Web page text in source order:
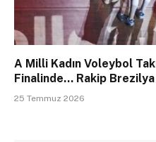
A Milli Kadın Voleybol
Finalinde… Rakip Brezilya
25 Temmuz 2026